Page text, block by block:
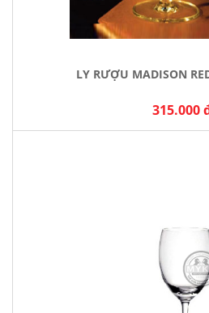
LY RƯỢU MADISON
315.000